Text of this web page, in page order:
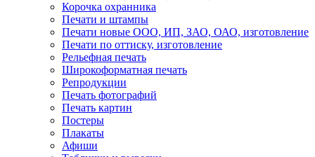
Корочка охранника
Печати и штампы
Печати новые ООО, ИП, ЗАО, ОАО, изготовление
Печати по оттиску, изготовление
Рельефная печать
Широкоформатная печать
Репродукции
Печать фотографий
Печать картин
Постеры
Плакаты
Афиши